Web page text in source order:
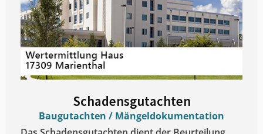
Schadensgutachten
Baugutachten / Mängeldokumentation